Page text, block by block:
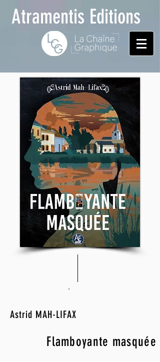
Atramentis Editions
Astrid MAH-LIFAX
Flamboyante masquée